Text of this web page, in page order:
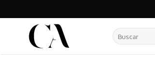
Buscar
por: